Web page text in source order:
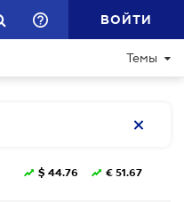
ВОЙТИ
Темы
$ 44.76 € 51.67